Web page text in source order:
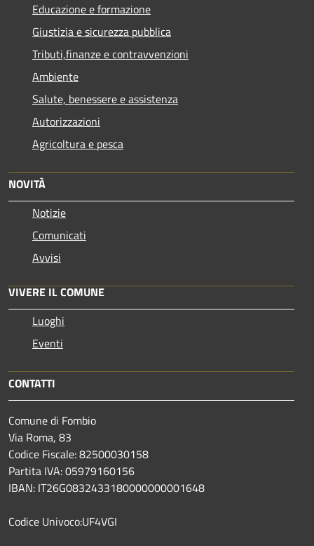
Educazione e formazione
Giustizia e sicurezza pubblica
Tributi,finanze e contravvenzioni
Ambiente
Salute, benessere e assistenza
Autorizzazioni
Agricoltura e pesca
NOVITÀ
Notizie
Comunicati
Avvisi
VIVERE IL COMUNE
Luoghi
Eventi
CONTATTI
Comune di Fombio
Via Roma, 83
Codice Fiscale: 82500030158
Partita IVA: 05979160156
IBAN: IT26G0832433180000000001648
Codice Univoco:UF4VGI